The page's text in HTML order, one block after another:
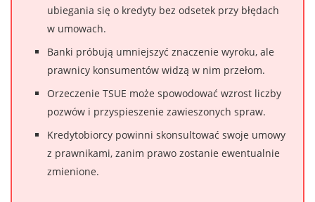
ubiegania się o kredyty bez odsetek przy błędach
w umowach.
Banki próbują umniejszyć znaczenie wyroku, ale
prawnicy konsumentów widzą w nim przełom.
Orzeczenie TSUE może spowodować wzrost liczby
pozwów i przyspieszenie zawieszonych spraw.
Kredytobiorcy powinni skonsultować swoje umowy
z prawnikami, zanim prawo zostanie ewentualnie
zmienione.